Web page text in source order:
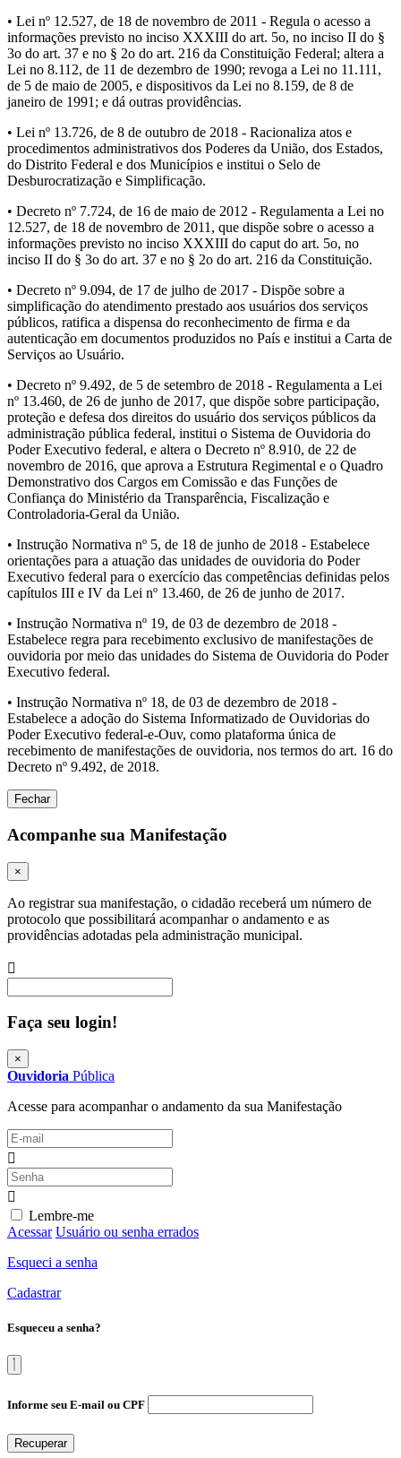
• Lei nº 12.527, de 18 de novembro de 2011 - Regula o acesso a
informações previsto no inciso XXXIII do art. 5o, no inciso II do §
3o do art. 37 e no § 2o do art. 216 da Constituição Federal; altera a
Lei no 8.112, de 11 de dezembro de 1990; revoga a Lei no 11.111,
de 5 de maio de 2005, e dispositivos da Lei no 8.159, de 8 de
janeiro de 1991; e dá outras providências.
• Lei nº 13.726, de 8 de outubro de 2018 - Racionaliza atos e
procedimentos administrativos dos Poderes da União, dos Estados,
do Distrito Federal e dos Municípios e institui o Selo de
Desburocratização e Simplificação.
• Decreto nº 7.724, de 16 de maio de 2012 - Regulamenta a Lei no
12.527, de 18 de novembro de 2011, que dispõe sobre o acesso a
informações previsto no inciso XXXIII do caput do art. 5o, no
inciso II do § 3o do art. 37 e no § 2o do art. 216 da Constituição.
• Decreto nº 9.094, de 17 de julho de 2017 - Dispõe sobre a
simplificação do atendimento prestado aos usuários dos serviços
públicos, ratifica a dispensa do reconhecimento de firma e da
autenticação em documentos produzidos no País e institui a Carta de
Serviços ao Usuário.
• Decreto nº 9.492, de 5 de setembro de 2018 - Regulamenta a Lei
nº 13.460, de 26 de junho de 2017, que dispõe sobre participação,
proteção e defesa dos direitos do usuário dos serviços públicos da
administração pública federal, institui o Sistema de Ouvidoria do
Poder Executivo federal, e altera o Decreto nº 8.910, de 22 de
novembro de 2016, que aprova a Estrutura Regimental e o Quadro
Demonstrativo dos Cargos em Comissão e das Funções de
Confiança do Ministério da Transparência, Fiscalização e
Controladoria-Geral da União.
• Instrução Normativa nº 5, de 18 de junho de 2018 - Estabelece
orientações para a atuação das unidades de ouvidoria do Poder
Executivo federal para o exercício das competências definidas pelos
capítulos III e IV da Lei nº 13.460, de 26 de junho de 2017.
• Instrução Normativa nº 19, de 03 de dezembro de 2018 -
Estabelece regra para recebimento exclusivo de manifestações de
ouvidoria por meio das unidades do Sistema de Ouvidoria do Poder
Executivo federal.
• Instrução Normativa nº 18, de 03 de dezembro de 2018 -
Estabelece a adoção do Sistema Informatizado de Ouvidorias do
Poder Executivo federal-e-Ouv, como plataforma única de
recebimento de manifestações de ouvidoria, nos termos do art. 16 do
Decreto nº 9.492, de 2018.
Fechar
Acompanhe sua Manifestação
×
Ao registrar sua manifestação, o cidadão receberá um número de
protocolo que possibilitará acompanhar o andamento e as
providências adotadas pela administração municipal.
Faça seu login!
×
Ouvidoria Pública
Acesse para acompanhar o andamento da sua Manifestação
Lembre-me
Acessar Usuário ou senha errados
Esqueci a senha
Cadastrar
Esqueceu a senha?
Informe seu E-mail ou CPF
Recuperar